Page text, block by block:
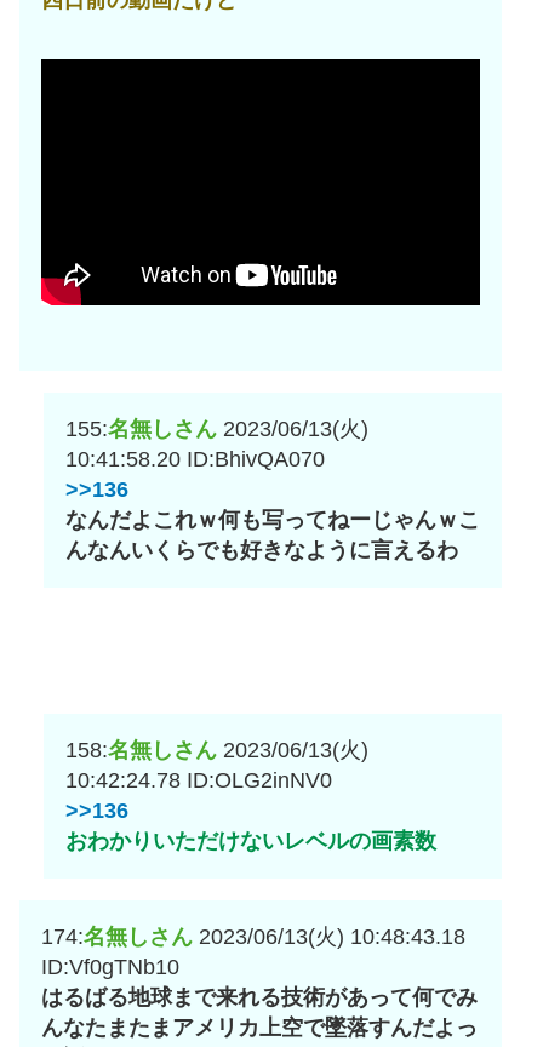
155:名無しさん 2023/06/13(火)
10:41:58.20 ID:BhivQA070
>>136
なんだよこれｗ何も写ってねーじゃんｗこ
んなんいくらでも好きなように言えるわ
158:名無しさん 2023/06/13(火)
10:42:24.78 ID:OLG2inNV0
>>136
おわかりいただけないレベルの画素数
174:名無しさん 2023/06/13(火) 10:48:43.18
ID:Vf0gTNb10
はるばる地球まで来れる技術があって何でみ
んなたまたまアメリカ上空で墜落すんだよっ